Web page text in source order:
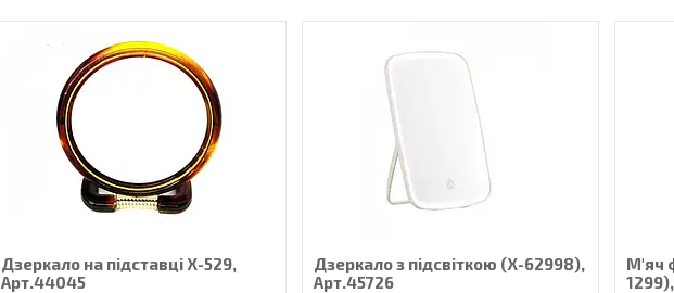
Дзеркало на підставці Х-529,
Арт.44045
Дзеркало з підсвіткою (Х-62998),
Арт.45726
М'яч